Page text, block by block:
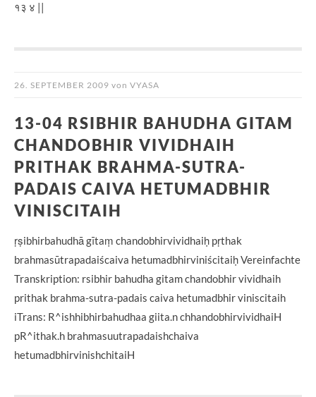
१३ ४ ||
26. SEPTEMBER 2009 von VYASA
13-04 RSIBHIR BAHUDHA GITAM
CHANDOBHIR VIVIDHAIH
PRITHAK BRAHMA-SUTRA-
PADAIS CAIVA HETUMADBHIR
VINISCITAIH
ṛṣibhirbahudhā gītaṃ chandobhirvividhaiḥ pṛthak
brahmasūtrapadaiścaiva hetumadbhirviniścitaiḥ Vereinfachte
Transkription: rsibhir bahudha gitam chandobhir vividhaih
prithak brahma-sutra-padais caiva hetumadbhir viniscitaih
iTrans: R^ishhibhirbahudhaa giita.n chhandobhirvividhaiH
pR^ithak.h brahmasuutrapadaishchaiva
hetumadbhirvinishchitaiH